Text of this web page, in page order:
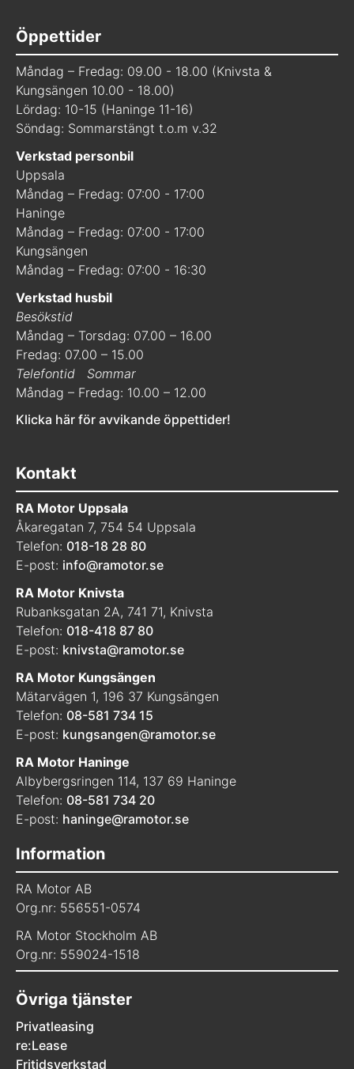
Öppettider
Måndag – Fredag: 09.00 - 18.00 (Knivsta &
Kungsängen 10.00 - 18.00)
Lördag: 10-15 (Haninge 11-16)
Söndag: Sommarstängt t.o.m v.32
Verkstad personbil
Uppsala
Måndag – Fredag: 07:00 - 17:00
Haninge
Måndag – Fredag: 07:00 - 17:00
Kungsängen
Måndag – Fredag: 07:00 - 16:30
Verkstad husbil
Besökstid
Måndag – Torsdag: 07.00 – 16.00
Fredag: 07.00 – 15.00
Telefontid
Sommar
Måndag – Fredag: 10.00 – 12.00
Klicka här för avvikande öppettider!
Kontakt
RA Motor Uppsala
Åkaregatan 7, 754 54 Uppsala
Telefon: 018-18 28 80
E-post: info@ramotor.se
RA Motor Knivsta
Rubanksgatan 2A, 741 71, Knivsta
Telefon: 018-418 87 80
E-post: knivsta@ramotor.se
RA Motor Kungsängen
Mätarvägen 1, 196 37 Kungsängen
Telefon: 08-581 734 15
E-post: kungsangen@ramotor.se
RA Motor Haninge
Albybergsringen 114, 137 69 Haninge
Telefon: 08-581 734 20
E-post: haninge@ramotor.se
Information
RA Motor AB
Org.nr: 556551-0574
RA Motor Stockholm AB
Org.nr: 559024-1518
Övriga tjänster
Privatleasing
re:Lease
Fritidsverkstad